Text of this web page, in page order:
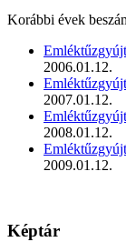
Korábbi évek
2006.01.12.
2007.01.12.
2008.01.12.
2009.01.12.
Képtár